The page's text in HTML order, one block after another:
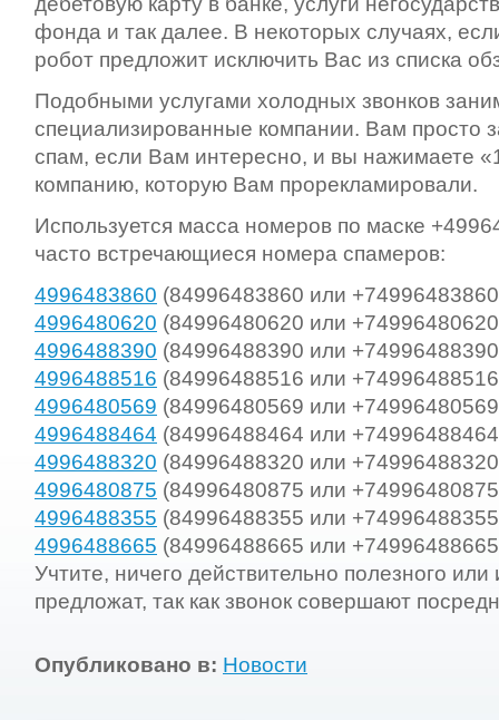
фонда и так далее. В некоторых случаях,
робот предложит исключить Вас из списка
Подобными услугами холодных звонков
специализированные компании. Вам просто
спам, если Вам интересно, и вы нажимаете
компанию, которую Вам прорекламировали.
Используется масса номеров по маске
часто встречающиеся номера спамеров:
4996483860 (84996483860 или
4996480620 (84996480620 или
4996488390 (84996488390 или
4996488516 (84996488516 или
4996480569 (84996480569 или
4996488464 (84996488464 или
4996488320 (84996488320 или
4996480875 (84996480875 или
4996488355 (84996488355 или
4996488665 (84996488665 или
Учтите, ничего действительно полезного
предложат, так как звонок совершают
Опубликовано в: Новости